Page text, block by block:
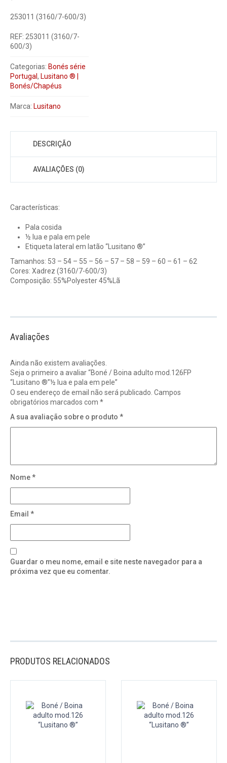
253011 (3160/7-600/3)
REF: 253011 (3160/7-
600/3)
Categorias: Bonés série
Portugal , Lusitano ® |
Bonés/Chapéus
Marca: Lusitano
DESCRIÇÃO
AVALIAÇÕES (0)
Características:
Pala cosida
½ lua e pala em pele
Etiqueta lateral em latão “Lusitano ®”
Tamanhos: 53 – 54 – 55 – 56 – 57 – 58 – 59 – 60 – 61 – 62
Cores: Xadrez (3160/7-600/3)
Composição: 55%Polyester 45%Lã
Avaliações
Ainda não existem avaliações.
Seja o primeiro a avaliar “Boné / Boina adulto mod.126FP
“Lusitano ®”½ lua e pala em pele”
O seu endereço de email não será publicado. Campos
obrigatórios marcados com *
A sua avaliação sobre o produto *
Nome*
Email *
Guardar o meu nome, email e site neste navegador para a
próxima vez que eu comentar.
PRODUTOS RELACIONADOS